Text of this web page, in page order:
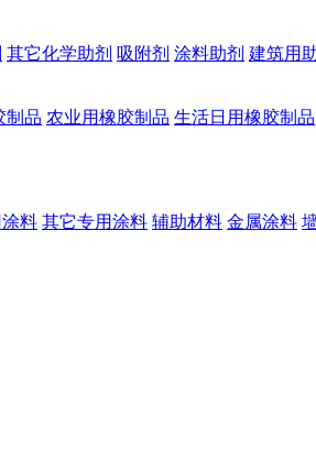
其它化学助剂 吸附剂 涂料助剂 建筑用
制品 农业用橡胶制品 生活日用橡胶制品
料 其它专用涂料 辅助材料 金属涂料